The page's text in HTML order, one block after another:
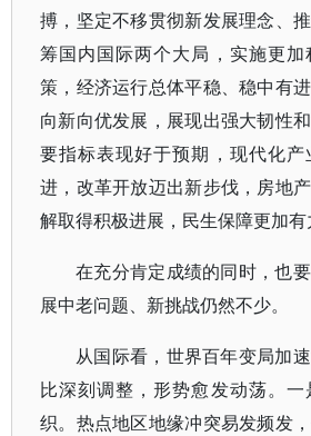
搏，坚定不移贯彻新发展理念、
筹国内国际两个大局，实施更
策，经济运行总体平稳、稳中有进
向新向优发展，展现出强大韧性
要指标表现好于预期，现代化
进，改革开放迈出新步伐，房地
解取得积极进展，民生保障更加有
在充分肯定成绩的同时，也
展中老问题、新挑战仍然不少。
从国际看，世界百年变局加
比深刻调整，形势愈发动荡。
织。热点地区地缘冲突易发频发